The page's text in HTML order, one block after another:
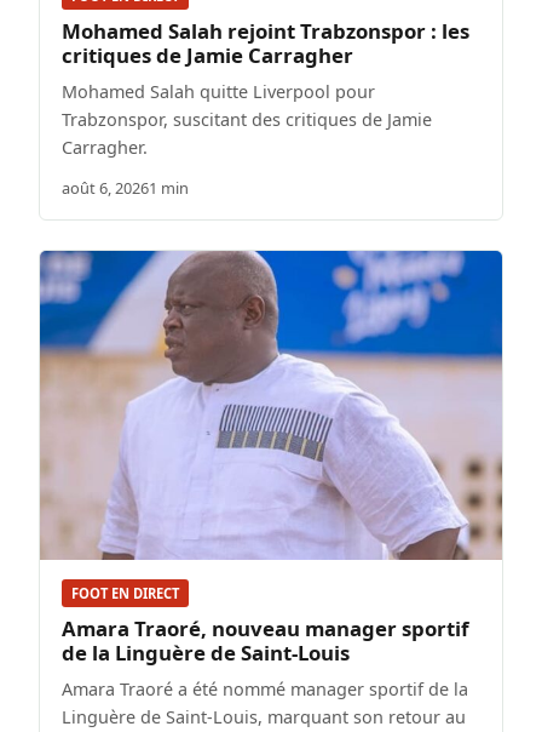
Mohamed Salah rejoint Trabzonspor : les
critiques de Jamie Carragher
Mohamed Salah quitte Liverpool pour
Trabzonspor, suscitant des critiques de Jamie
Carragher.
août 6, 20261 min
FOOT EN DIRECT
Amara Traoré, nouveau manager sportif
de la Linguère de Saint-Louis
Amara Traoré a été nommé manager sportif de la
Linguère de Saint-Louis, marquant son retour au